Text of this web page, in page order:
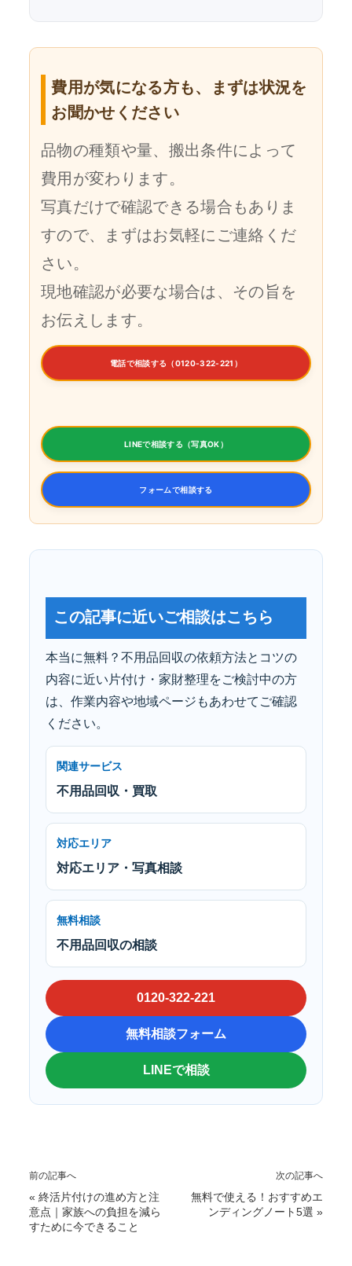
費用が気になる方も、まずは状況を
お聞かせください
品物の種類や量、搬出条件によって
費用が変わります。
写真だけで確認できる場合もありま
すので、まずはお気軽にご連絡くだ
さい。
現地確認が必要な場合は、その旨を
お伝えします。
電話で相談する（0120-322-221）
LINEで相談する（写真OK）
フォームで相談する
この記事に近いご相談はこちら
本当に無料？不用品回収の依頼方法とコツの
内容に近い片付け・家財整理をご検討中の方
は、作業内容や地域ページもあわせてご確認
ください。
関連サービス
不用品回収・買取
対応エリア
対応エリア・写真相談
無料相談
不用品回収の相談
0120-322-221
無料相談フォーム
LINEで相談
前の記事へ
« 終活片付けの進め方と注
意点｜家族への負担を減ら
すために今できること
次の記事へ
無料で使える！おすすめエ
ンディングノート5選 »